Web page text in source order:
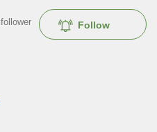
Follow
follower